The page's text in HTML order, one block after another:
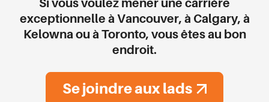
Si vous voulez mener une carrière
exceptionnelle à Vancouver, à Calgary, à
Kelowna ou à Toronto, vous êtes au bon
endroit.
Se joindre aux lads